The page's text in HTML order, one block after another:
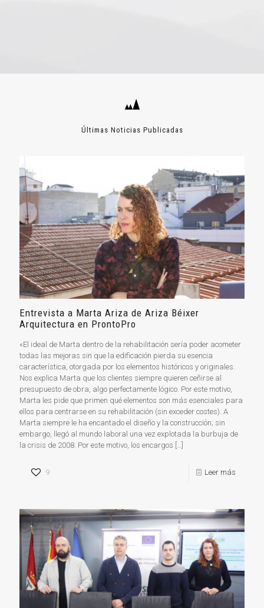
Últimas Noticias Publicadas
Entrevista a Marta Ariza de Ariza Béixer
Arquitectura en ProntoPro
«El ideal de Marta dentro de la rehabilitación sería poder acometer
todas las mejoras sin que la edificación pierda su esencia
característica, otorgada por los elementos históricos y originales.
Nos explica Marta que los clientes siempre quieren ceñirse al
presupuesto de obra, algo perfectamente lógico. Por este motivo,
Marta les pide que primen qué elementos son más esenciales para
ellos para centrarse en su rehabilitación (sin exceder costes). A
Marta siempre le ha encantado el diseño y la construcción; sin
embargo, llegó al mundo laboral una vez explotada la burbuja de
la crisis de 2008. Por este motivo, los encargos […]
9 Leer más